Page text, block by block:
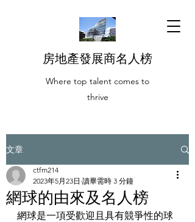
房地產發展商名人榜
Where top talent comes to
thrive
文章
網球的由來及名人榜
ctfm214
2023年5月23日 讀畢需時 3 分鐘
網球是一項受歡迎且具有競爭性的球